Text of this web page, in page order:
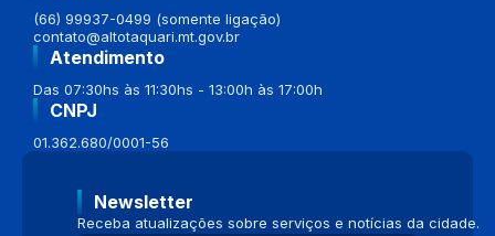
(66) 99937-0499 (somente ligação)
contato@altotaquari.mt.gov.br
Atendimento
Das 07:30hs às 11:30hs - 13:00h às 17:00h
CNPJ
01.362.680/0001-56
Newsletter
Receba atualizações sobre serviços e notícias da cidade.